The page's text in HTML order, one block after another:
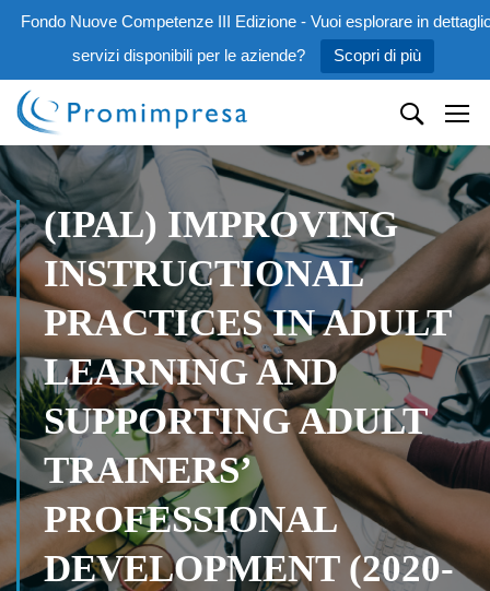
Fondo Nuove Competenze III Edizione - Vuoi esplorare in
servizi disponibili per le aziende?
Scopri di più
(IPAL) IMPROVING
INSTRUCTIONAL
PRACTICES IN ADULT
LEARNING AND
SUPPORTING ADULT
TRAINERS’
PROFESSIONAL
DEVELOPMENT (2020-